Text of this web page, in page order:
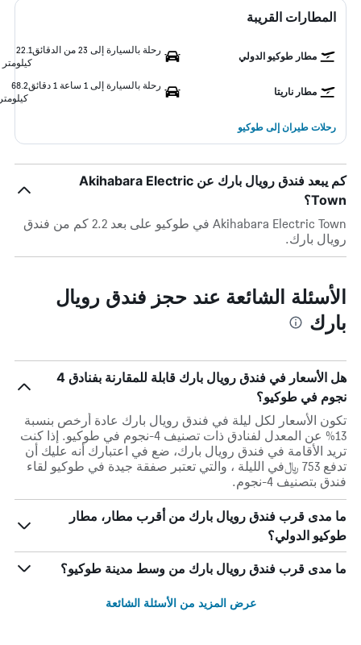
المطارات القريبة
مطار طوكيو الدولي
رحلة بالسيارة إلى 23 من الدقائق
22.1
كيلومتر
مطار ناريتا
رحلة بالسيارة إلى 1 ساعة 1 دقائق
68.2
رحلات طيران إلى طوكيو
كم يبعد فندق رويال بارك عن Akihabara Electric
Town؟
Akihabara Electric Town في طوكيو على بعد 2.2 كم من فندق
رويال بارك.
الأسئلة الشائعة عند حجز فندق رويال
بارك
هل الأسعار في فندق رويال بارك قابلة للمقارنة بفنادق 4
نجوم في طوكيو؟
تكون الأسعار لكل ليلة في فندق رويال بارك عادة أرخص بنسبة
13% عن المعدل لفنادق ذات تصنيف 4-نجوم في طوكيو. إذا كنت
تريد الأقامة في فندق رويال بارك، ضع في اعتبارك أنه عليك أن
تدفع 753 ﷼في الليلة ، والتي تعتبر صفقة جيدة في طوكيو لقاء
فندق بتصنيف 4-نجوم.
ما مدى قرب فندق رويال بارك من أقرب مطار، مطار
طوكيو الدولي؟
ما مدى قرب فندق رويال بارك من وسط مدينة طوكيو؟
عرض المزيد من الأسئلة الشائعة